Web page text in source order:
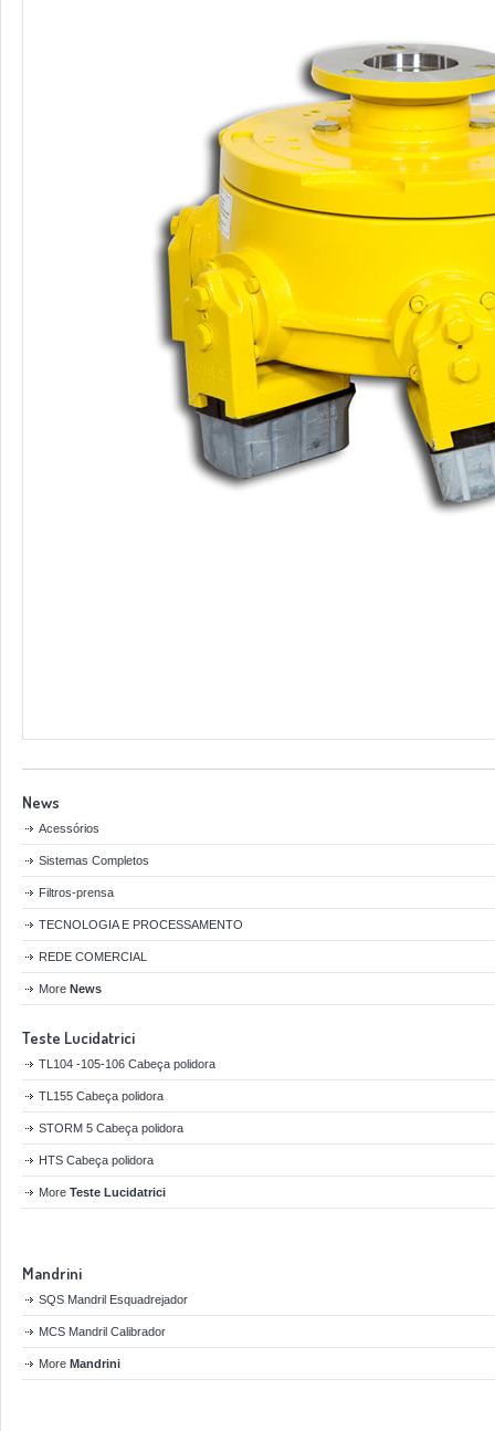
News
Acessórios
Sistemas Completos
Filtros-prensa
TECNOLOGIA E PROCESSAMENTO
REDE COMERCIAL
More News
Teste Lucidatrici
TL104 -105-106 Cabeça polidora
TL155 Cabeça polidora
STORM 5 Cabeça polidora
HTS Cabeça polidora
More Teste Lucidatrici
Mandrini
SQS Mandril Esquadrejador
MCS Mandril Calibrador
More Mandrini